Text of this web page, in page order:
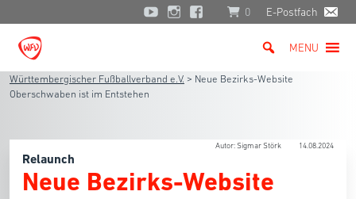
0 E-Postfach
MENU
Württembergischer Fußballverband e.V. > Neue Bezirks-Website
Oberschwaben ist im Entstehen
Autor: Sigmar Störk 14.08.2024
Relaunch
Neue Bezirks-Website